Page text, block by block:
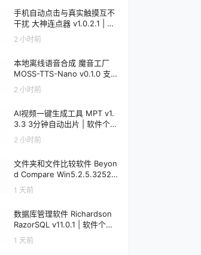
手机自动点击与真实触摸互不
干扰 大神连点器 v1.0.2.1 | 软
件个锤子 | R5090
2 小时前
本地离线语音合成 魔音工厂
MOSS-TTS-Nano v0.1.0 支
持声音克隆 | 软件个锤子 | R5
089
2 小时前
AI视频一键生成工具 MPT v1.
3.3 3分钟自动出片 | 软件个锤
子 | R5088
2 小时前
文件夹和文件比较软件 Beyon
d Compare Win5.2.5.32528
/ Mac5.1.1.31157 | 软件个锤子
| R1599
1 天前
数据库管理软件 Richardson
RazorSQL v11.0.1 | 软件个锤
子 | R1233
1 天前